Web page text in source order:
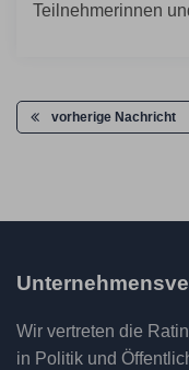
Teilnehmerinnen
vorherige Nachricht
Wir vertreten die
in Politik und